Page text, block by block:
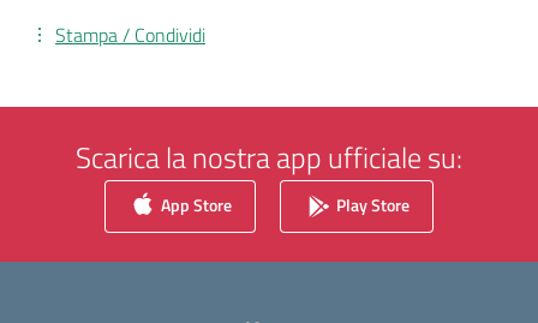
Stampa / Condividi
Scarica la nostra app ufficiale su:
App Store Play Store